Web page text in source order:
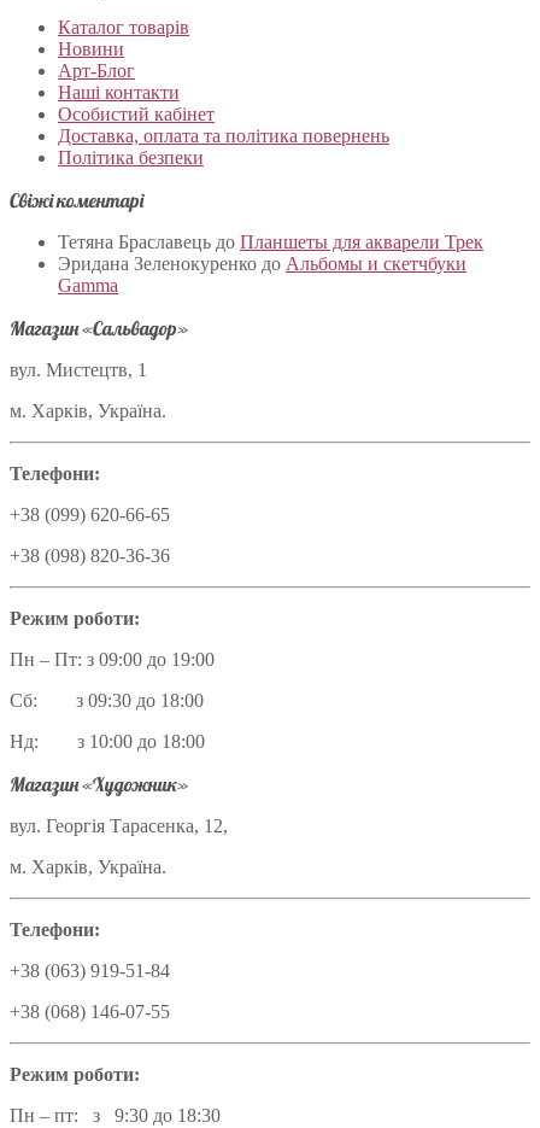
Каталог товарів
Новини
Арт-Блог
Наші контакти
Особистий кабінет
Доставка, оплата та політика повернень
Політика безпеки
Свіжі коментарі
Тетяна Браславець до Планшеты для акварели Трек
Эридана Зеленокуренко до Альбомы и скетчбуки
Gamma
Магазин «Сальвадор»
вул. Мистецтв, 1
м. Харків, Україна.
Телефони:
+38 (099) 620-66-65
+38 (098) 820-36-36
Режим роботи:
Пн – Пт: з 09:00 до 19:00
Сб: з 09:30 до 18:00
Нд: з 10:00 до 18:00
Магазин «Художник»
вул. Георгія Тарасенка, 12,
м. Харків, Україна.
Телефони:
+38 (063) 919-51-84
+38 (068) 146-07-55
Режим роботи:
Пн – пт: з 9:30 до 18:30